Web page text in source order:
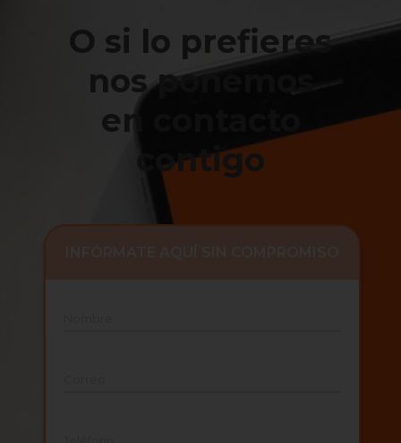
O si lo prefieres
nos ponemos
en contacto
contigo